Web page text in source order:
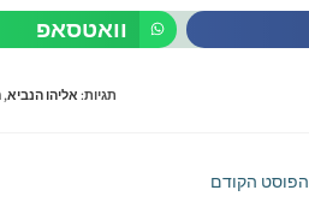
וואטסאפ
תגיות: אליהו הנביא,
הפוסט הקודם